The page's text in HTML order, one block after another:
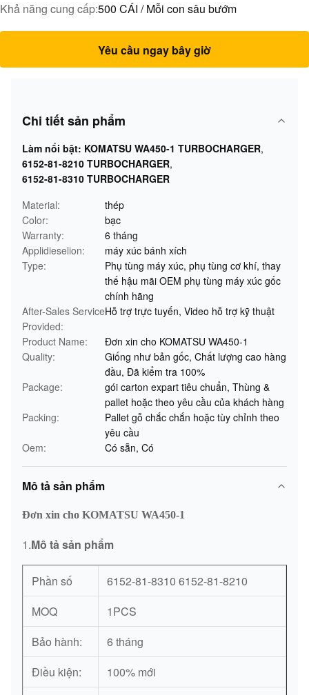
Khả năng cung cấp:500 CÁI / Mỗi con sâu bướm
Yêu cầu ngay bây giờ
Chi tiết sản phẩm
Làm nổi bật: KOMATSU WA450-1 TURBOCHARGER,
6152-81-8210 TURBOCHARGER,
6152-81-8310 TURBOCHARGER
Material:
thép
Color:
bạc
Warranty:
6 tháng
Applidieselion:
máy xúc bánh xích
Type:
Phụ tùng máy xúc, phụ tùng cơ khí, thay
thế hậu mãi OEM phụ tùng máy xúc gốc
chính hãng
After-Sales Service
Provided:
Hỗ trợ trực tuyến, Video hỗ trợ kỹ thuật
Product Name:
Đơn xin cho KOMATSU WA450-1
Quality:
Giống như bản gốc, Chất lượng cao hàng
đầu, Đã kiểm tra 100%
Package:
gói carton expart tiêu chuẩn, Thùng &
pallet hoặc theo yêu cầu của khách hàng
Packing:
Pallet gỗ chắc chắn hoặc tùy chỉnh theo
yêu cầu
Oem:
Có sẵn, Có
Mô tả sản phẩm
Đơn xin cho KOMATSU WA450-1
1.Mô tả sản phẩm
Phần số
6152-81-8310 6152-81-8210
MOQ
1PCS
Bảo hành:
6 tháng
Điều kiện:
100% mới